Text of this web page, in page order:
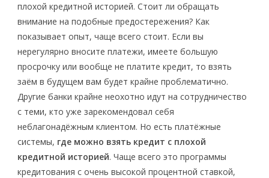
плохой кредитной историей. Стоит ли обращать
внимание на подобные предостережения? Как
показывает опыт, чаще всего стоит. Если вы
нерегулярно вносите платежи, имеете большую
просрочку или вообще не платите кредит, то взять
заём в будущем вам будет крайне проблематично.
Другие банки крайне неохотно идут на сотрудничество
с теми, кто уже зарекомендовал себя
неблагонадёжным клиентом. Но есть платёжные
системы, где можно взять кредит с плохой
кредитной историей. Чаще всего это программы
кредитования с очень высокой процентной ставкой,